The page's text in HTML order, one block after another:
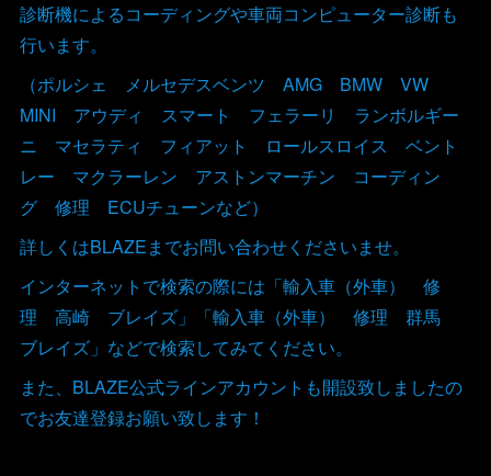
診断機によるコーディングや車両コンピューター診断も
行います。
（ポルシェ メルセデスベンツ AMG BMW VW
MINI アウディ スマート フェラーリ ランボルギー
ニ マセラティ フィアット ロールスロイス ベント
レー マクラーレン アストンマーチン コーディン
グ 修理 ECUチューンなど）
詳しくはBLAZEまでお問い合わせくださいませ。
インターネットで検索の際には「輸入車（外車） 修
理 高崎 ブレイズ」「輸入車（外車） 修理 群馬
ブレイズ」などで検索してみてください。
また、BLAZE公式ラインアカウントも開設致しましたの
でお友達登録お願い致します！